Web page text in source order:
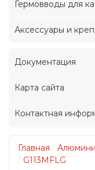
Гермовводы для
Аксессуары и
Документация
Карта сайта
Контактная
Главная
G113MFLG